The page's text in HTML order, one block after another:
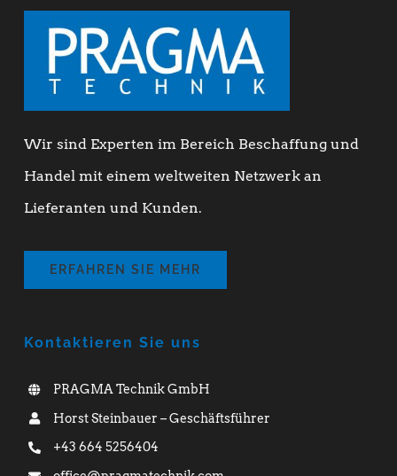
Wir sind Experten im Bereich Beschaffung und
Handel mit einem weltweiten Netzwerk an
Lieferanten und Kunden.
ERFAHREN SIE MEHR
Kontaktieren Sie uns
PRAGMA Technik GmbH
Horst Steinbauer – Geschäftsführer
+43 664 5256404